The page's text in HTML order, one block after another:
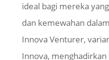
ideal bagi mereka
dan kemewahan
Innova Venturer,
Innova, menghadirkan